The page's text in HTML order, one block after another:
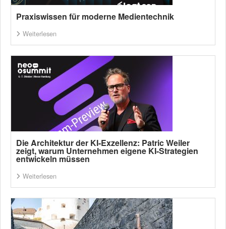
Praxiswissen für moderne Medientechnik
Weiterlesen
Die Architektur der KI-Exzellenz: Patric Weiler
zeigt, warum Unternehmen eigene KI-Strategien
entwickeln müssen
Weiterlesen